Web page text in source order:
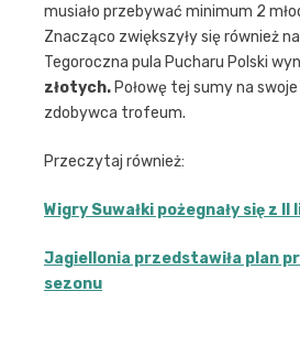
musiało przebywać minimum 2
Znacząco zwiększyły się również
Tegoroczna pula Pucharu Polski
złotych. Połowę tej sumy na
zdobywca trofeum.
Przeczytaj również:
Wigry Suwałki pożegnały się z II
Jagiellonia przedstawiła plan
sezonu